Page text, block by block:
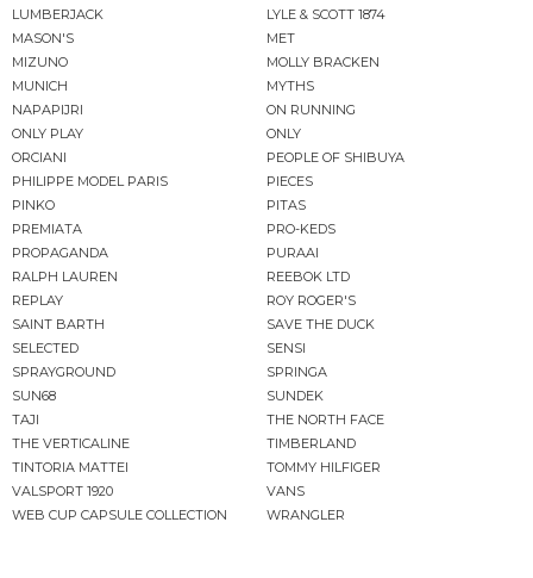
LUMBERJACK
LYLE & SCOTT 1874
MASON'S
MET
MIZUNO
MOLLY BRACKEN
MUNICH
MYTHS
NAPAPIJRI
ON RUNNING
ONLY PLAY
ONLY
ORCIANI
PEOPLE OF SHIBUYA
PHILIPPE MODEL PARIS
PIECES
PINKO
PITAS
PREMIATA
PRO-KEDS
PROPAGANDA
PURAAI
RALPH LAUREN
REEBOK LTD
REPLAY
ROY ROGER'S
SAINT BARTH
SAVE THE DUCK
SELECTED
SENSI
SPRAYGROUND
SPRINGA
SUN68
SUNDEK
TAJI
THE NORTH FACE
THE VERTICALINE
TIMBERLAND
TINTORIA MATTEI
TOMMY HILFIGER
VALSPORT 1920
VANS
WEB CUP CAPSULE COLLECTION
WRANGLER